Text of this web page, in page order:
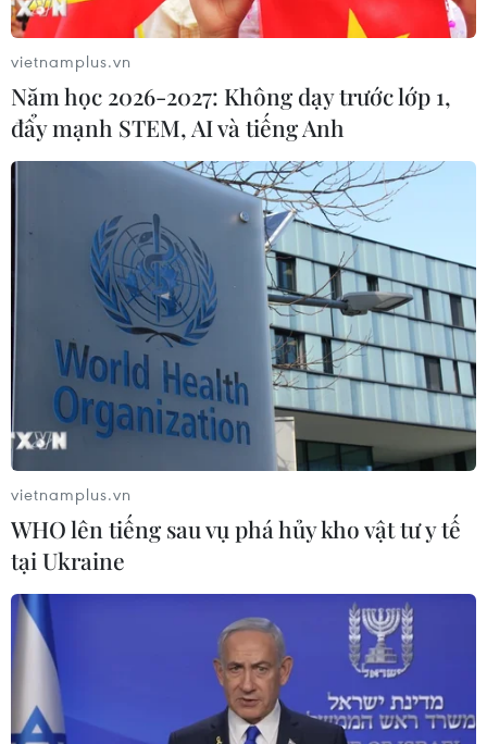
Tuổi trẻ Thông tấn xã Việt Nam hướng về
biển, đảo quê hương
21/07/2022 04:56
Đoàn Thanh niên Cơ quan TTXVN tổ chức tuyên truyền
tầm quan trọng của việc bảo vệ môi trường biển; ra
quân thu gom rác, làm vệ sinh trong khuôn viên Cột cờ
vietnamplus.vn
Năm học 2026-2027: Không dạy trước lớp 1,
đẩy mạnh STEM, AI và tiếng Anh
vietnamplus.vn
WHO lên tiếng sau vụ phá hủy kho vật tư y tế
tại Ukraine